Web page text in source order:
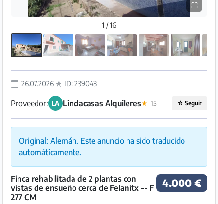
⛶
1 / 16
26.07.2026 ID: 239043
Proveedor: LA Lindacasas Alquileres★ 15 ☆ Seguir
Original: Alemán. Este anuncio ha sido traducido
automáticamente.
4.000 €
Finca rehabilitada de 2 plantas con
vistas de ensueño cerca de Felanitx -- F
277 CM